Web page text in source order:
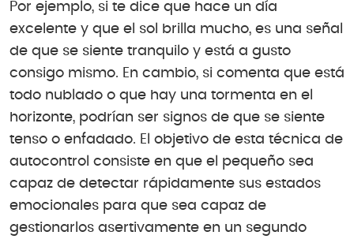
Por ejemplo, si te dice que hace un día
excelente y que el sol brilla mucho, es una señal
de que se siente tranquilo y está a gusto
consigo mismo. En cambio, si comenta que está
todo nublado o que hay una tormenta en el
horizonte, podrían ser signos de que se siente
tenso o enfadado. El objetivo de esta técnica de
autocontrol consiste en que el pequeño sea
capaz de detectar rápidamente sus estados
emocionales para que sea capaz de
gestionarlos asertivamente en un segundo